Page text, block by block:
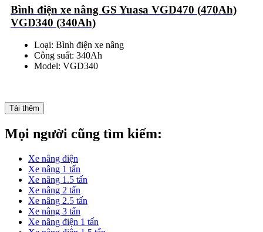
Bình điện xe nâng GS Yuasa VGD470 (470Ah)
VGD340 (340Ah)
Loại: Bình điện xe nâng
Công suất: 340Ah
Model: VGD340
Tải thêm
Mọi người cũng tìm kiếm:
Xe nâng điện
Xe nâng 1 tấn
Xe nâng 1.5 tấn
Xe nâng 2 tấn
Xe nâng 2.5 tấn
Xe nâng 3 tấn
Xe nâng điện 1 tấn